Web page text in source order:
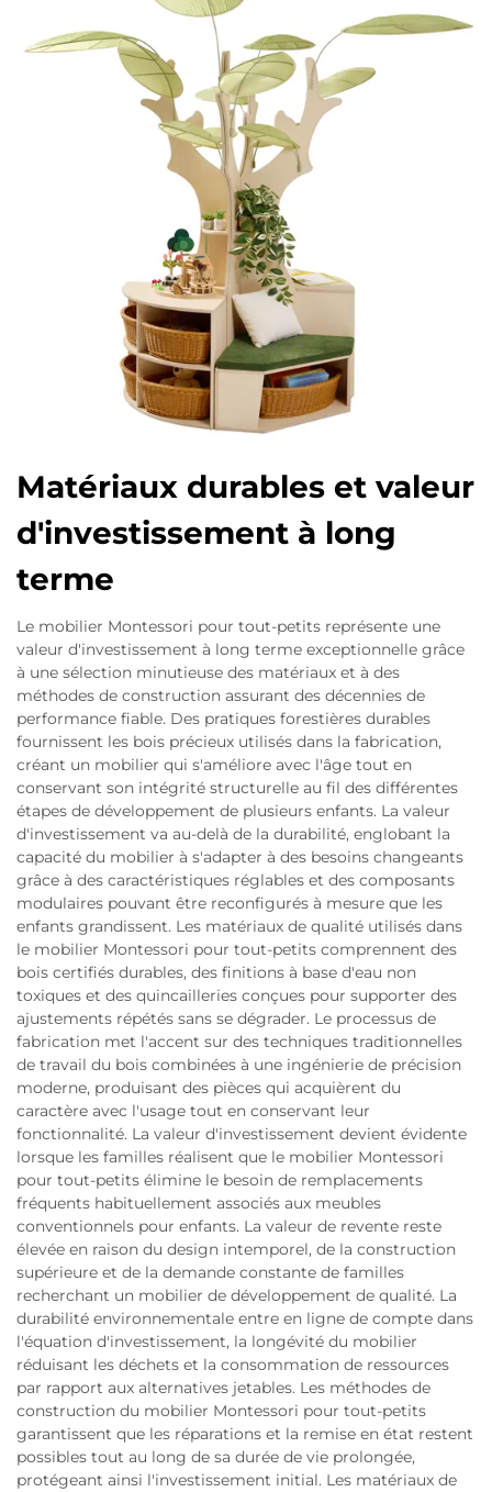
Matériaux durables et valeur
d'investissement à long
terme
Le mobilier Montessori pour tout-petits représente une
valeur d'investissement à long terme exceptionnelle grâce
à une sélection minutieuse des matériaux et à des
méthodes de construction assurant des décennies de
performance fiable. Des pratiques forestières durables
fournissent les bois précieux utilisés dans la fabrication,
créant un mobilier qui s'améliore avec l'âge tout en
conservant son intégrité structurelle au fil des différentes
étapes de développement de plusieurs enfants. La valeur
d'investissement va au-delà de la durabilité, englobant la
capacité du mobilier à s'adapter à des besoins changeants
grâce à des caractéristiques réglables et des composants
modulaires pouvant être reconfigurés à mesure que les
enfants grandissent. Les matériaux de qualité utilisés dans
le mobilier Montessori pour tout-petits comprennent des
bois certifiés durables, des finitions à base d'eau non
toxiques et des quincailleries conçues pour supporter des
ajustements répétés sans se dégrader. Le processus de
fabrication met l'accent sur des techniques traditionnelles
de travail du bois combinées à une ingénierie de précision
moderne, produisant des pièces qui acquièrent du
caractère avec l'usage tout en conservant leur
fonctionnalité. La valeur d'investissement devient évidente
lorsque les familles réalisent que le mobilier Montessori
pour tout-petits élimine le besoin de remplacements
fréquents habituellement associés aux meubles
conventionnels pour enfants. La valeur de revente reste
élevée en raison du design intemporel, de la construction
supérieure et de la demande constante de familles
recherchant un mobilier de développement de qualité. La
durabilité environnementale entre en ligne de compte dans
l'équation d'investissement, la longévité du mobilier
réduisant les déchets et la consommation de ressources
par rapport aux alternatives jetables. Les méthodes de
construction du mobilier Montessori pour tout-petits
garantissent que les réparations et la remise en état restent
possibles tout au long de sa durée de vie prolongée,
protégeant ainsi l'investissement initial. Les matériaux de